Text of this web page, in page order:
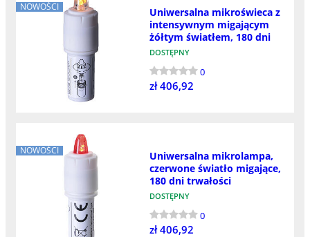
NOWOŚCI
Uniwersalna mikroświeca z
intensywnym migającym
żółtym światłem, 180 dni
DOSTĘPNY
0
zł 406,92
NOWOŚCI
Uniwersalna mikrolampa,
czerwone światło migające,
180 dni trwałości
DOSTĘPNY
0
zł 406,92